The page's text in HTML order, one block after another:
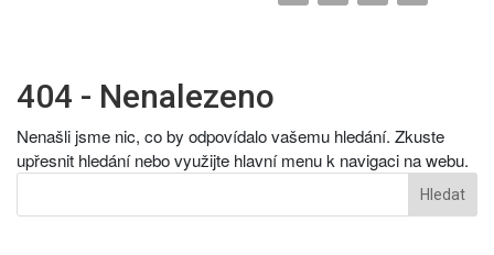
404 - Nenalezeno
Nenašli jsme nic, co by odpovídalo vašemu hledání. Zkuste
upřesnit hledání nebo využijte hlavní menu k navigaci na webu.